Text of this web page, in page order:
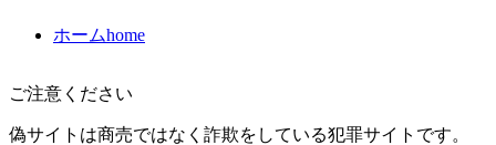
ホームhome
ご注意ください
偽サイトは商売ではなく詐欺をしている犯罪サイトです。